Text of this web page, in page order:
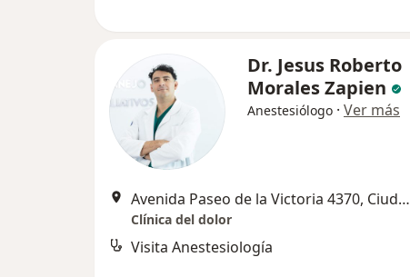
Dr. Jesus Roberto
Morales Zapien
Anestesiólogo · Ver más
Avenida Paseo de la Victoria 4370, Ciudad Juarez
Clínica del dolor
Visita Anestesiología